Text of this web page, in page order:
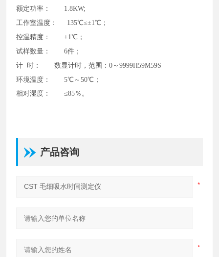
额定功率：
1.8KW;
工作室温度：
135℃≤±1℃；
控温精度：
±1℃；
试样数量：
6件；
计 时： 数显计时，范围：0～9999H59M59S
环境温度：
5℃～50℃；
相对湿度：
≤85％。
产品咨询